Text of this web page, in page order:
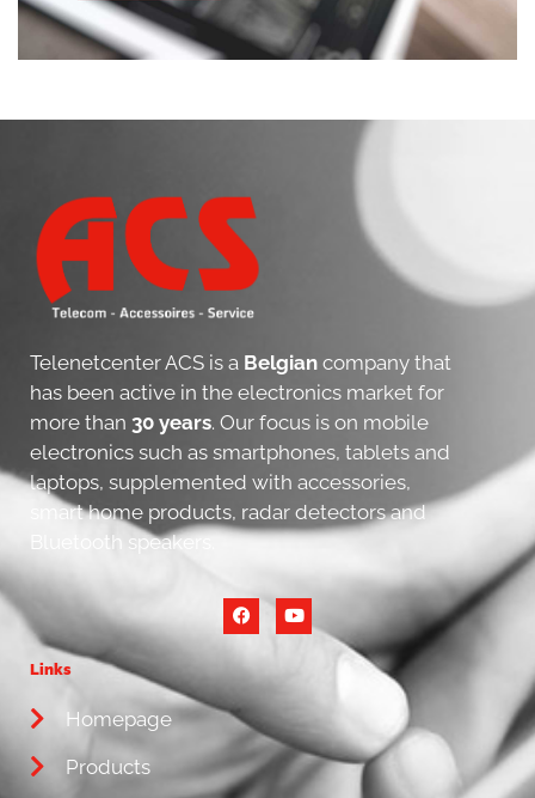
Telenetcenter ACS is a Belgian company that
has been active in the electronics market for
more than 30 years. Our focus is on mobile
electronics such as smartphones, tablets and
laptops, supplemented with accessories,
smart home products, radar detectors and
Bluetooth speakers.
Links
Homepage
Products